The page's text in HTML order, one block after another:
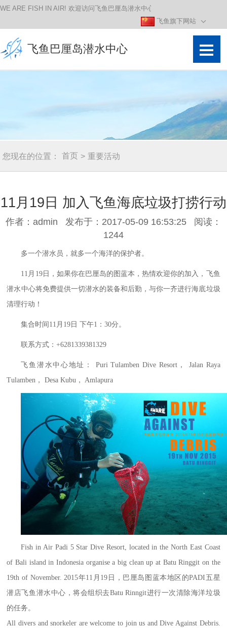
WE ARE FISH IN AIR! 欢迎访问飞鱼巴厘岛潜水中心！
飞鱼旗下网站
飞鱼巴厘岛潜水中心
吃住在图村
联系我们
精彩图集
您现在的位置： 首页 > 重要活动
11月19日 加入飞鱼海底垃圾打捞行动
作者：admin 发布于：2017-05-09 16:53:25 阅读：
1244
多一个潜水员，就多一个海洋的保护者。
11月19日，如果你在巴厘岛的图蓝本，热情欢迎你的加入，飞鱼
潜水中心将免费提供一切潜水的装备和后勤，与你一齐进行海底垃圾
清理行动！
集合时间11月19日 下午1：30分。
联系方式：+6281339381329
飞鱼潜水中心地址： Puri Tulamben Dive Resort， Jalan Raya
Tulamben， Desa Kubu， Amlapura
Fish in Air Padi 5 Star Dive Resort, located in the North East Coast
of Bali island in Indonesia organise a big clean up at Batu Ringgit on the
19th of November. 2015年11月19日，巴厘岛图蓝本地区的PADI五星
潜店飞鱼潜水中心，将会组织去Batu Rinngit进行一次清除海洋垃圾
的任务。
All divers and snorkeler are welcome to join us and Dive Against Debris.